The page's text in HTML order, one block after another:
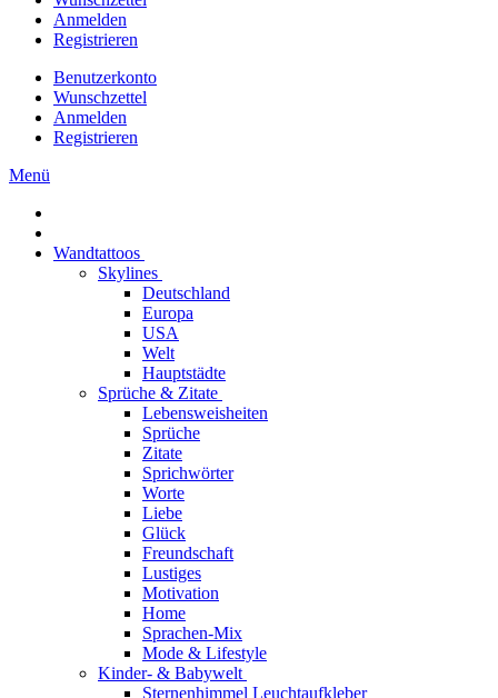
Anmelden
Registrieren
Benutzerkonto
Wunschzettel
Anmelden
Registrieren
Menü
Wandtattoos
Skylines
Deutschland
Europa
USA
Welt
Hauptstädte
Sprüche & Zitate
Lebensweisheiten
Sprüche
Zitate
Sprichwörter
Worte
Liebe
Glück
Freundschaft
Lustiges
Motivation
Home
Sprachen-Mix
Mode & Lifestyle
Kinder- & Babywelt
Sternenhimmel Leuchtaufkleber